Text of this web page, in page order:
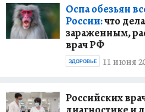
Оспа обезьян
России:что
зараженным,
врач РФ
11 июня
ЗДОРОВЬЕ
Российских